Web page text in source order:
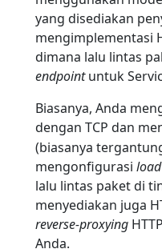
yang disediakan
mengimplementasi
dimana lalu lintas
endpointuntuk
Biasanya, Anda
dengan TCP dan
(biasanya
mengonfigurasi
lalu lintas paket di
menyediakan juga
reverse-proxying
Anda.